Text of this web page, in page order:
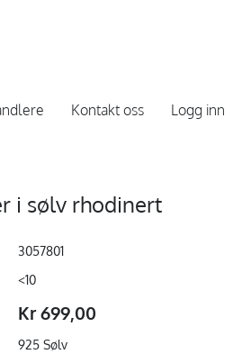
Kontakt oss Logg inn
i sølv rhodinert
3057801
<10
Kr 699,00
925 Sølv